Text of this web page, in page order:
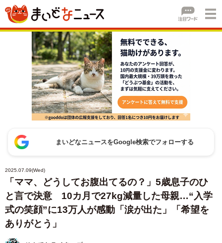
まいどなニュースをGoogle検索でフォローする
2025.07.09(Wed)
「ママ、どうしてお腹出てるの？」5歳息子のひ
と言で決意 10カ月で27kg減量した母親…“入学
式の笑顔”に13万人が感動「涙が出た」「希望を
ありがとう」